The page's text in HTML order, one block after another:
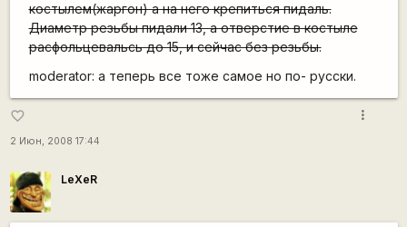
костылем(жаргон) а на него крепиться пидаль.
Диаметр резьбы пидали 13, а отверстие в костыле
расфольцевальсь до 15, и сейчас без резьбы.
moderator: а теперь все тоже самое но по- русски.
favorite_border
2 Июн, 2008 17:44
more_vert
LeXeR